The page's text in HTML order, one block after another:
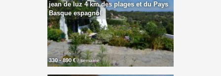
jean de luz 4 km des plages et du Pays
Basque espagnol
330 - 890 €/ semaine